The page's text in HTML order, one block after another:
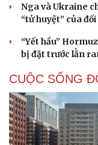
Cải chính
Nga và Ukraine
“tử huyệt” của
“Yết hầu”
bị đặt trước lằn
CUỘC SỐNG